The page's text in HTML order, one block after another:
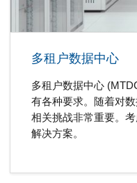
多租户数据中心
多租户数据中心
有各种要求。随着对
相关挑战非常重要。
解决方案。